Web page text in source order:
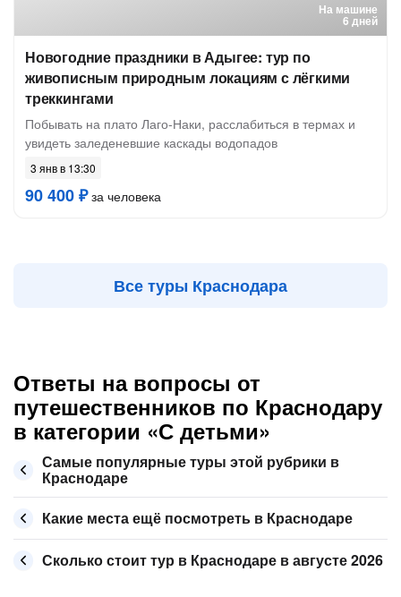
На машине
6 дней
Новогодние праздники в Адыгее: тур по
живописным природным локациям с лёгкими
треккингами
Побывать на плато Лаго-Наки, расслабиться в термах и
увидеть заледеневшие каскады водопадов
3 янв в 13:30
90 400 ₽за человека
Все туры Краснодара
Ответы на вопросы от
путешественников по Краснодару
в категории «С детьми»
Самые популярные туры этой рубрики в
Краснодаре
Какие места ещё посмотреть в Краснодаре
Сколько стоит тур в Краснодаре в августе 2026